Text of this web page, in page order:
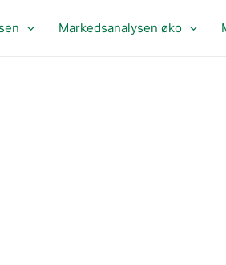
Markedsanalysen øko